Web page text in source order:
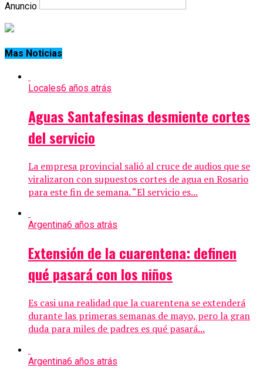
Anuncio
Mas Noticias
Locales6 años atrás
Aguas Santafesinas desmiente cortes
del servicio
La empresa provincial salió al cruce de audios que se
viralizaron con supuestos cortes de agua en Rosario
para este fin de semana. “El servicio es...
Argentina6 años atrás
Extensión de la cuarentena: definen
qué pasará con los niños
Es casi una realidad que la cuarentena se extenderá
durante las primeras semanas de mayo, pero la gran
duda para miles de padres es qué pasará...
Argentina6 años atrás